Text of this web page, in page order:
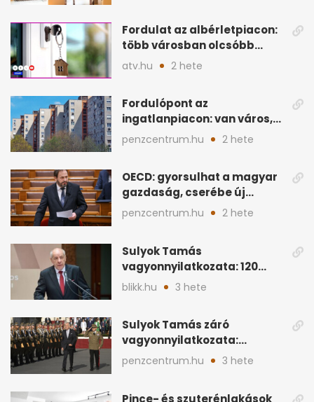
Fordulat az albérletpiacon:
több városban olcsóbb
lehet a hiteltörlesztő
atv.hu 2 hete
Fordulópont az
ingatlanpiacon: van város,
ahol a vétel már olcsóbb
penzcentrum.hu 2 hete
OECD: gyorsulhat a magyar
gazdaság, cserébe új
ingatlanadó is felmerül
penzcentrum.hu 2 hete
Sulyok Tamás
vagyonnyilatkozata: 120
milliós megtakarítás, 5
blikk.hu 3 hete
Sulyok Tamás záró
vagyonnyilatkozata:
ingatlanok és
megtakarítások
penzcentrum.hu 3 hete
Pince- és szuterénlakások